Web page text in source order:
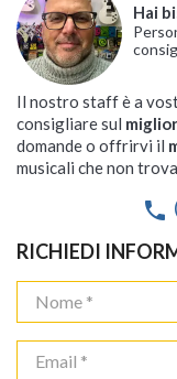
Hai
Il nostro staff è a
consigliare sul
domande o offrirvi il
musicali che non
phone
RICHIEDI